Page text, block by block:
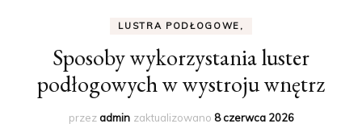
LUSTRA PODŁOGOWE,
Sposoby wykorzystania luster
podłogowych w wystroju wnętrz
przezadmin zaktualizowano 8 czerwca 2026